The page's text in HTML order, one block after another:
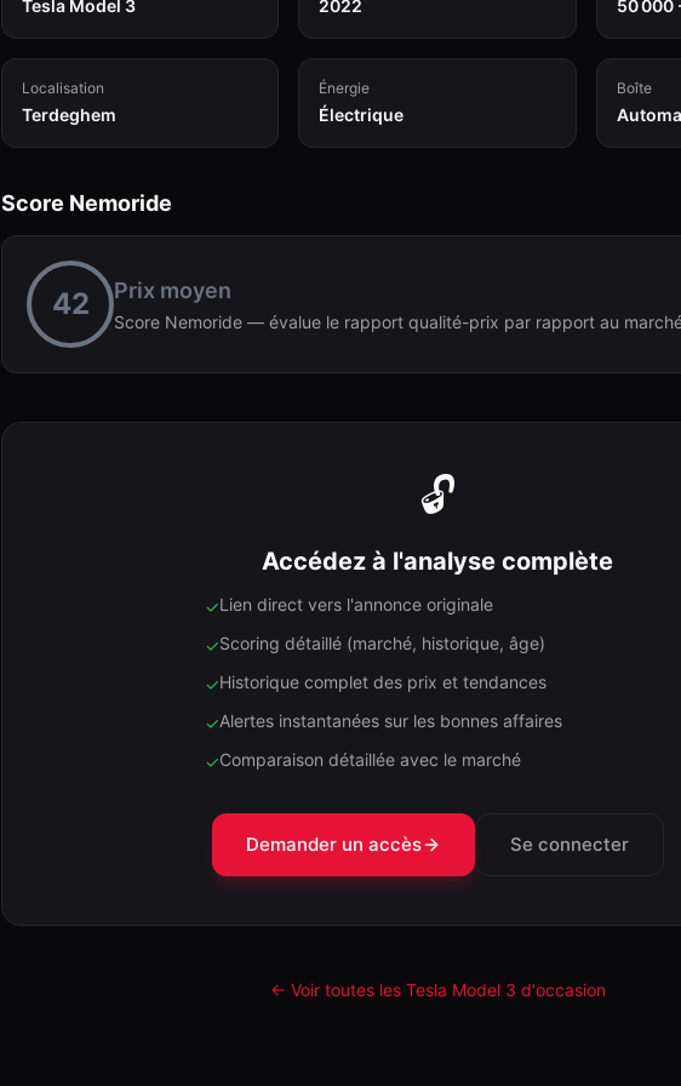
Tesla Model 3 2022 50 000
Localisation
Terdeghem
Énergie
Électrique
Boîte
Score Nemoride
42 Prix moyen
Score Nemoride — évalue le rapport qualité-prix par rapport au
🔓
Accédez à l'analyse complète
✓Lien direct vers l'annonce originale
✓Scoring détaillé (marché, historique, âge)
✓Historique complet des prix et tendances
✓Alertes instantanées sur les bonnes affaires
✓Comparaison détaillée avec le marché
Demander un accès Se connecter
← Voir toutes les Tesla Model 3 d'occasion